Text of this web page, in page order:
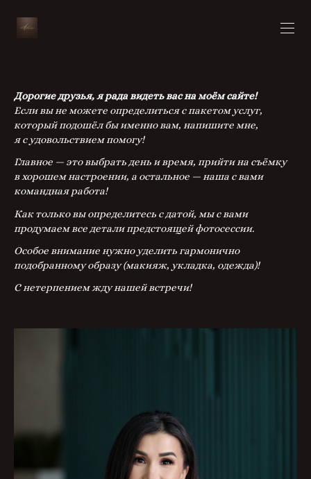
Дорогие друзья, я рада видеть вас на моём сайте!
Если вы не можете определиться с пакетом услуг,
который подошёл бы именно вам, напишите мне,
я с удовольствием помогу!
Главное — это выбрать день и время, прийти на съёмку
в хорошем настроении, а остальное — наша с вами
командная работа!
Как только вы определитесь с датой, мы с вами
продумаем все детали предстоящей фотосессии.
Особое внимание нужно уделить гармонично
подобранному образу (макияж, укладка, одежда)!
С нетерпением жду нашей встречи!